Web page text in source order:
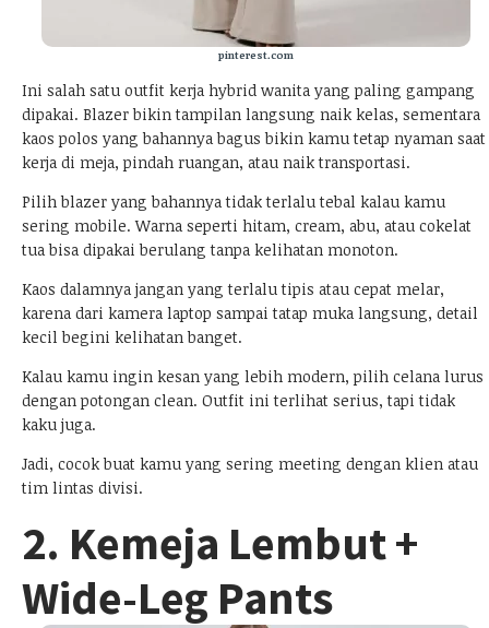
pinterest.com
Ini salah satu outfit kerja hybrid wanita yang paling gampang
dipakai. Blazer bikin tampilan langsung naik kelas, sementara
kaos polos yang bahannya bagus bikin kamu tetap nyaman saat
kerja di meja, pindah ruangan, atau naik transportasi.
Pilih blazer yang bahannya tidak terlalu tebal kalau kamu
sering mobile. Warna seperti hitam, cream, abu, atau cokelat
tua bisa dipakai berulang tanpa kelihatan monoton.
Kaos dalamnya jangan yang terlalu tipis atau cepat melar,
karena dari kamera laptop sampai tatap muka langsung, detail
kecil begini kelihatan banget.
Kalau kamu ingin kesan yang lebih modern, pilih celana lurus
dengan potongan clean. Outfit ini terlihat serius, tapi tidak
kaku juga.
Jadi, cocok buat kamu yang sering meeting dengan klien atau
tim lintas divisi.
2. Kemeja Lembut +
Wide-Leg Pants